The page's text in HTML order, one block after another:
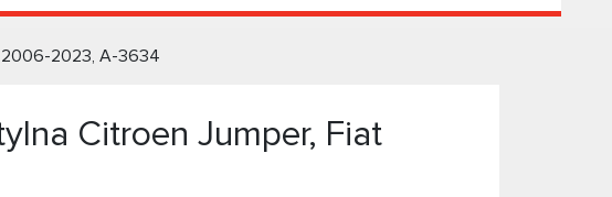
2006-2023, A-3634
Citroen Jumper, Fiat